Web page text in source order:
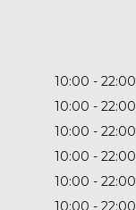
10:00
22:00
10:00
22:00
10:00
22:00
10:00
22:00
10:00
22:00
10:00 22:00